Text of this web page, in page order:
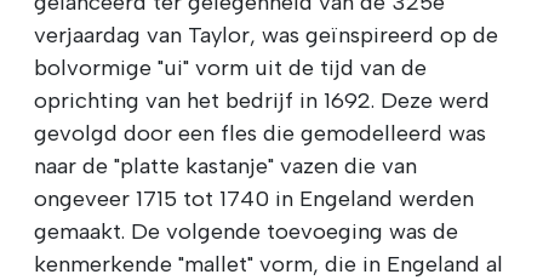
verjaardag van Taylor, was geïnspireerd op de
bolvormige "ui" vorm uit de tijd van de
oprichting van het bedrijf in 1692. Deze werd
gevolgd door een fles die gemodelleerd was
naar de "platte kastanje" vazen die van
ongeveer 1715 tot 1740 in Engeland werden
gemaakt. De volgende toevoeging was de
kenmerkende "mallet" vorm, die in Engeland al